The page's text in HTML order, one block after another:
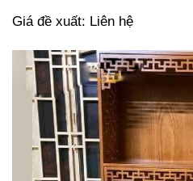
Giá đề xuất: Liên hệ